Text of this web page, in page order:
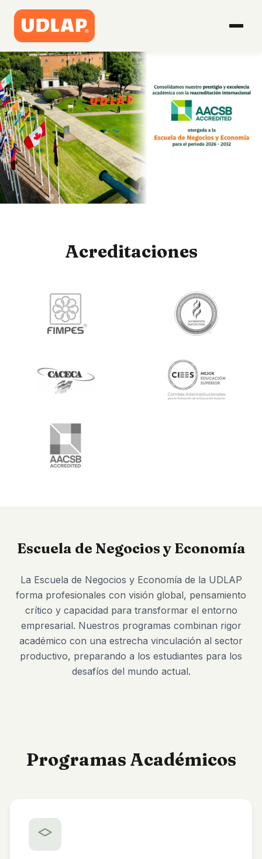
Acreditaciones
Escuela de Negocios y Economía
La Escuela de Negocios y Economía de la UDLAP
forma profesionales con visión global, pensamiento
crítico y capacidad para transformar el entorno
empresarial. Nuestros programas combinan rigor
académico con una estrecha vinculación al sector
productivo, preparando a los estudiantes para los
desafíos del mundo actual.
Programas Académicos